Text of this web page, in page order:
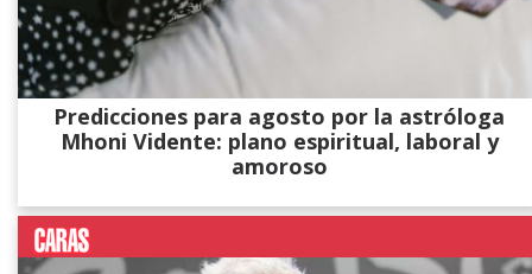
Predicciones para agosto por la astróloga
Mhoni Vidente: plano espiritual, laboral y
amoroso